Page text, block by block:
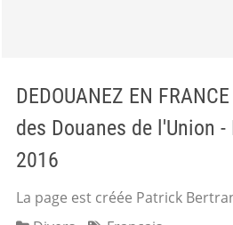
DEDOUANEZ EN
des Douanes de l'Union
2016
La page est créée Patrick